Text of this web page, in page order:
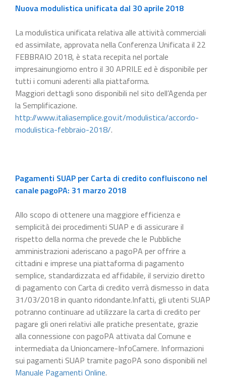
Nuova modulistica unificata dal 30 aprile 2018
La modulistica unificata relativa alle attività commerciali
ed assimilate, approvata nella Conferenza Unificata il 22
FEBBRAIO 2018, è stata recepita nel portale
impresainungiorno entro il 30 APRILE ed è disponibile per
tutti i comuni aderenti alla piattaforma.
Maggiori dettagli sono disponibili nel sito dell’Agenda per
la Semplificazione.
http://www.italiasemplice.gov.it/modulistica/accordo-
modulistica-febbraio-2018/.
Pagamenti SUAP per Carta di credito confluiscono nel
canale pagoPA: 31 marzo 2018
Allo scopo di ottenere una maggiore efficienza e
semplicità dei procedimenti SUAP e di assicurare il
rispetto della norma che prevede che le Pubbliche
amministrazioni aderiscano a pagoPA per offrire a
cittadini e imprese una piattaforma di pagamento
semplice, standardizzata ed affidabile, il servizio diretto
di pagamento con Carta di credito verrà dismesso in data
31/03/2018 in quanto ridondante.Infatti, gli utenti SUAP
potranno continuare ad utilizzare la carta di credito per
pagare gli oneri relativi alle pratiche presentate, grazie
alla connessione con pagoPA attivata dal Comune e
intermediata da Unioncamere-InfoCamere. Informazioni
sui pagamenti SUAP tramite pagoPA sono disponibili nel
Manuale Pagamenti Online.